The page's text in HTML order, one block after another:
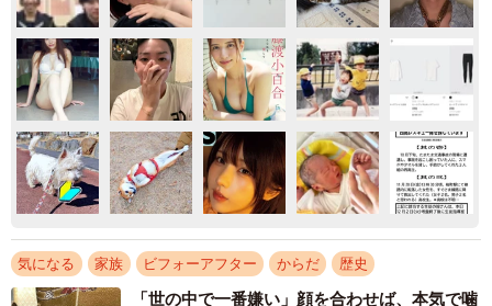
気になる 家族 ビフォーアフター からだ 歴史
「世の中で一番嫌い」顔を合わせば、本気で噛